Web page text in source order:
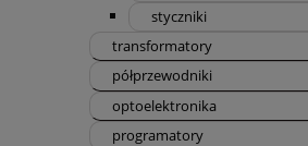
styczniki
transformatory
półprzewodniki
optoelektronika
programatory